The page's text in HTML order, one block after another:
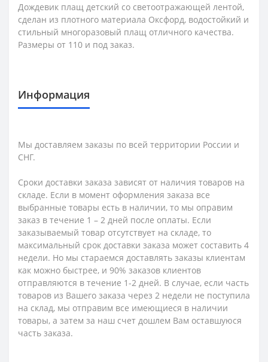
Дождевик плащ детский со светоотражающей лентой,
сделан из плотного материала Оксфорд, водостойкий и
стильный многоразовый плащ отличного качества.
Размеры от 110 и под заказ.
Информация
Мы доставляем заказы по всей территории России и
СНГ.
Сроки доставки заказа зависят от наличия товаров на
складе. Если в момент оформления заказа все
выбранные товары есть в наличии, то мы оправим
заказ в течение 1 – 2 дней после оплаты. Если
заказываемый товар отсутствует на складе, то
максимальный срок доставки заказа может составить 4
недели. Но мы стараемся доставлять заказы клиентам
как можно быстрее, и 90% заказов клиентов
отправляются в течение 1-2 дней. В случае, если часть
товаров из Вашего заказа через 2 недели не поступила
на склад, мы отправим все имеющиеся в наличии
товары, а затем за наш счет дошлем Вам оставшуюся
часть заказа.